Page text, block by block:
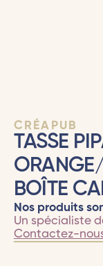
CRÉAPUB
TASSE
BOÎTE
Nos produits
Un spécialiste
Contactez-